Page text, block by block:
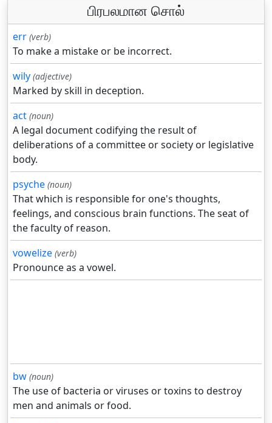
பிரபலமான சொல்
err (verb)
To make a mistake or be incorrect.
wily (adjective)
Marked by skill in deception.
act (noun)
A legal document codifying the result of
deliberations of a committee or society or legislative
body.
psyche (noun)
That which is responsible for one's thoughts,
feelings, and conscious brain functions. The seat of
the faculty of reason.
vowelize (verb)
Pronounce as a vowel.
bw (noun)
The use of bacteria or viruses or toxins to destroy
men and animals or food.